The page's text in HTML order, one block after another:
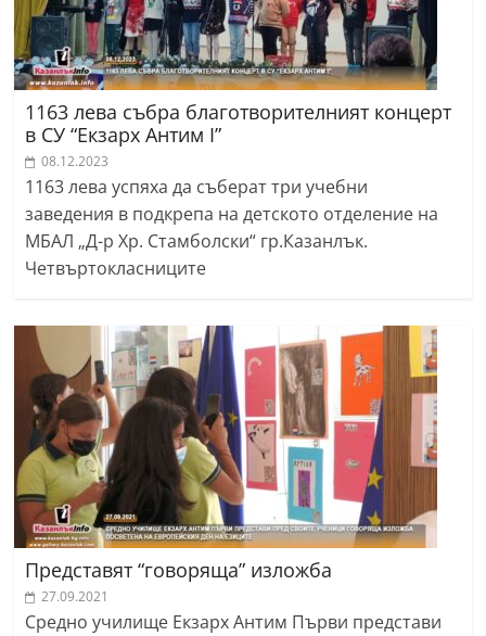
1163 лева събра благотворителният концерт
в СУ “Екзарх Антим I”
08.12.2023
1163 лева успяха да съберат три учебни
заведения в подкрепа на детското отделение на
МБАЛ „Д-р Хр. Стамболски“ гр.Казанлък.
Четвъртокласниците
Представят “говоряща” изложба
27.09.2021
Средно училище Екзарх Антим Първи представи